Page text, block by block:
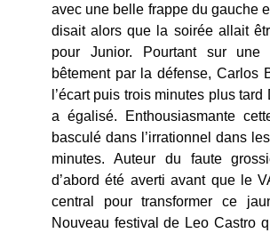
avec une belle frappe du gauche
disait alors que la soirée allait
pour Junior. Pourtant sur une
bêtement par la défense, Carlos
l’écart puis trois minutes plus
a égalisé. Enthousiasmante
basculé dans l’irrationnel dans
minutes. Auteur du faute
d’abord été averti avant que le
central pour transformer ce
Nouveau festival de Leo Castro